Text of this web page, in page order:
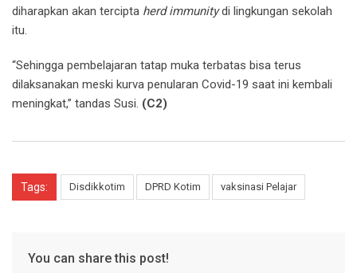
diharapkan akan tercipta herd immunitydi lingkungan sekolah
itu.
“Sehingga pembelajaran tatap muka terbatas bisa terus
dilaksanakan meski kurva penularan Covid-19 saat ini kembali
meningkat,” tandas Susi. (C2)
Tags: Disdikkotim DPRD Kotim vaksinasi Pelajar
You can share this post!